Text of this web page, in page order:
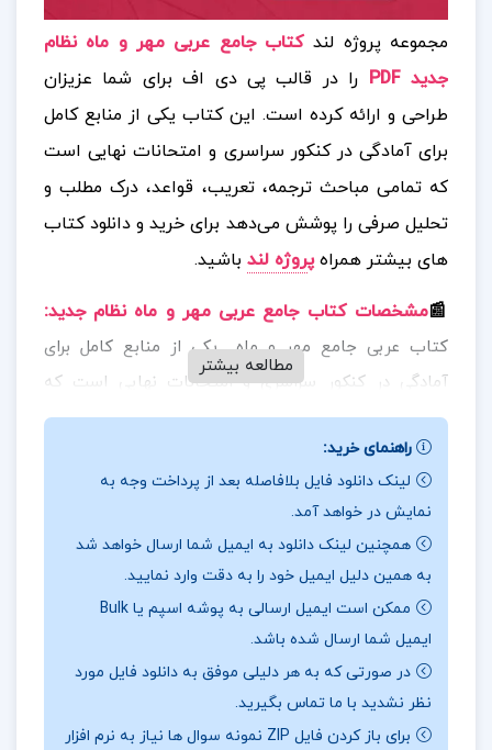
مجموعه پروژه لندکتاب جامع عربی مهر و ماه نظام
جدید PDF
را در قالب پی دی اف برای شما عزیزان
طراحی و ارائه کرده است. این کتاب یکی از منابع کامل
برای آمادگی در کنکور سراسری و امتحانات نهایی است
که تمامی مباحث ترجمه، تعریب، قواعد، درک مطلب و
تحلیل صرفی را پوشش می‌دهد برای خرید و دانلود کتاب
های بیشتر همراهپروژه لند باشید.
📰مشخصات کتاب جامع عربی مهر و ماه نظام جدید:
کتاب عربی جامع مهر و ماه یکی از منابع کامل برای
آمادگی در کنکور سراسری و امتحانات نهایی است که
تمامی مباحث ترجمه، تعریب، قواعد، درک مطلب و تحلیل
صرفی را پوشش می‌دهد و برای دانش‌آموزان پایه دهم،
یازدهم و دوازدهم تدوین شده است. این کتاب با بیان
ساده و روان، آموزش مفهومی و تست‌های متنوع، گزینه‌ای
ایده‌آل برای داوطلبان کنکور و دانش‌آموزانی است که به
📖بخشی از کتاب جامع عربی مهر و ماه نظام جدید
کتاب با درس‌نامه‌های جامع، آموزش مفهومی قواعد، بانک
تست‌های طبقه‌بندی‌شده شامل سوالات کنکوری و تألیفی،
مطالعه بیشتر
راهنمای خرید:
لینک دانلود فایل بلافاصله بعد از پرداخت وجه به
نمایش در خواهد آمد.
همچنین لینک دانلود به ایمیل شما ارسال خواهد شد
به همین دلیل ایمیل خود را به دقت وارد نمایید.
ممکن است ایمیل ارسالی به پوشه اسپم یا Bulk
ایمیل شما ارسال شده باشد.
در صورتی که به هر دلیلی موفق به دانلود فایل مورد
نظر نشدید با ما تماس بگیرید.
برای باز کردن فایل ZIP نمونه سوال ها نیاز به نرم افزار